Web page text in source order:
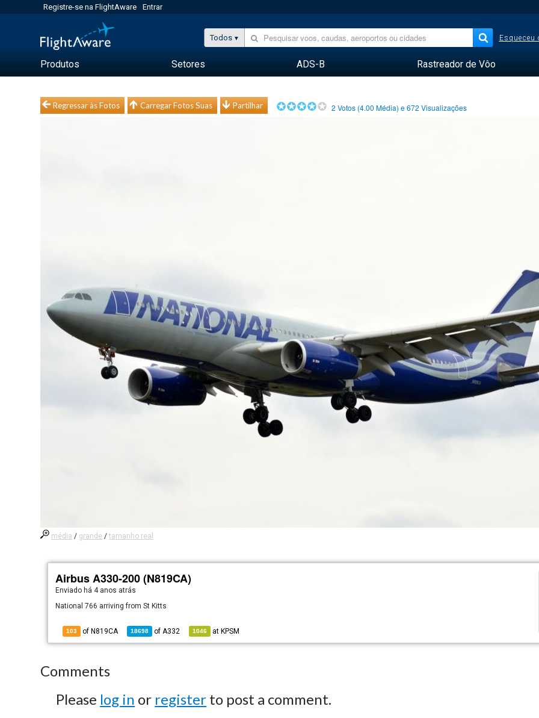
Registre-se na FlightAware Entrar
Todos Esqueceu
Produtos Setores ADS-B Rastreador de Vôo
Regressar às Fotos Carregar Fotos Suas Partilhar 2 Votos (4.00 Média) e672 Visualizações
média / grande /tamanho real
Airbus A330-200 (N819CA)
Enviado há 4 anos atrás
National 766 arriving from St Kitts
103 of N819CA 18698 ofA332 1046 at KPSM
Comments
Please log in or register to post a comment.